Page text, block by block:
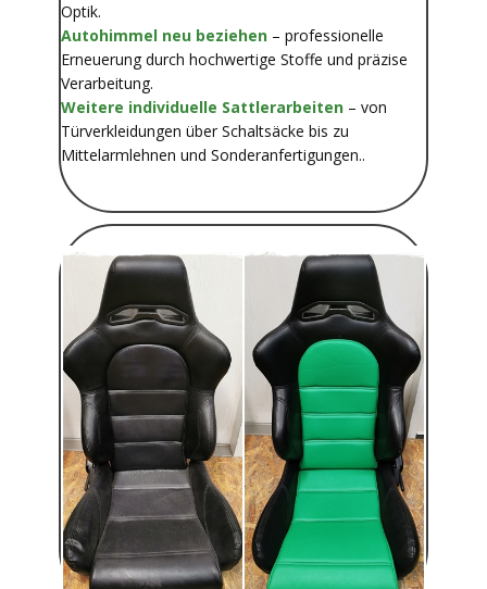
Optik.
Autohimmel neu beziehen – professionelle
Erneuerung durch hochwertige Stoffe und präzise
Verarbeitung.
Weitere individuelle Sattlerarbeiten – von
Türverkleidungen über Schaltsäcke bis zu
Mittelarmlehnen und Sonderanfertigungen..